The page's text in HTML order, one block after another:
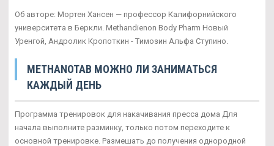
Об авторе: Мортен Хансен — профессор Калифорнийского
университета в Беркли. Methandienon Body Pharm Новый
Уренгой, Андролик Кропоткин - Tимозин Альфа Ступино.
METHANOTAB МОЖНО ЛИ ЗАНИМАТЬСЯ
КАЖДЫЙ ДЕНЬ
Программа тренировок для накачивания пресса дома Для
начала выполните разминку, только потом переходите к
основной тренировке. Размешать до получения однородной